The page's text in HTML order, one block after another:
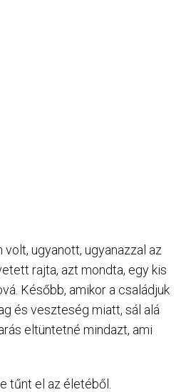
volt, ugyanott, ugyanazzal az
rajta, azt mondta, egy kis
Később, amikor a családjuk
és veszteség miatt, sál alá
eltüntetné mindazt, ami
tűnt el az életéből.